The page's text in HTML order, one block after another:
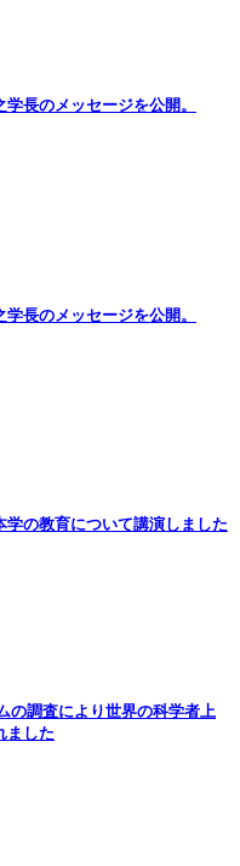
長のメッセージを公開。
長のメッセージを公開。
の教育について講演しました
の調査により世界の科学者上
ました